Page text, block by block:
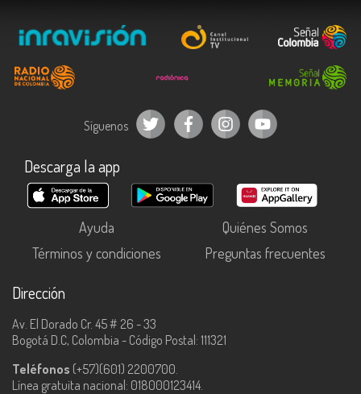
Síguenos
Descarga la app
Ayuda
Quiénes Somos
Términos y condiciones
Preguntas frecuentes
Dirección
Av. El Dorado Cr. 45 # 26 - 33
Bogotá D.C, Colombia - Código Postal: 111321
Teléfonos (+57)(601) 2200700.
Línea gratuita nacional: 018000123414.